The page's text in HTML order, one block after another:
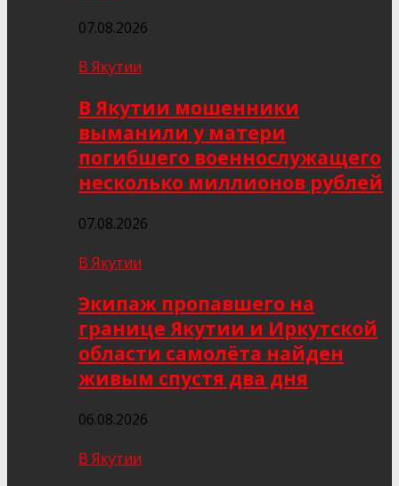
07.08.2026
В Якутии
В Якутии мошенники
выманили у матери
погибшего военнослужащего
несколько миллионов рублей
07.08.2026
В Якутии
Экипаж пропавшего на
границе Якутии и Иркутской
области самолёта найден
живым спустя два дня
06.08.2026
В Якутии